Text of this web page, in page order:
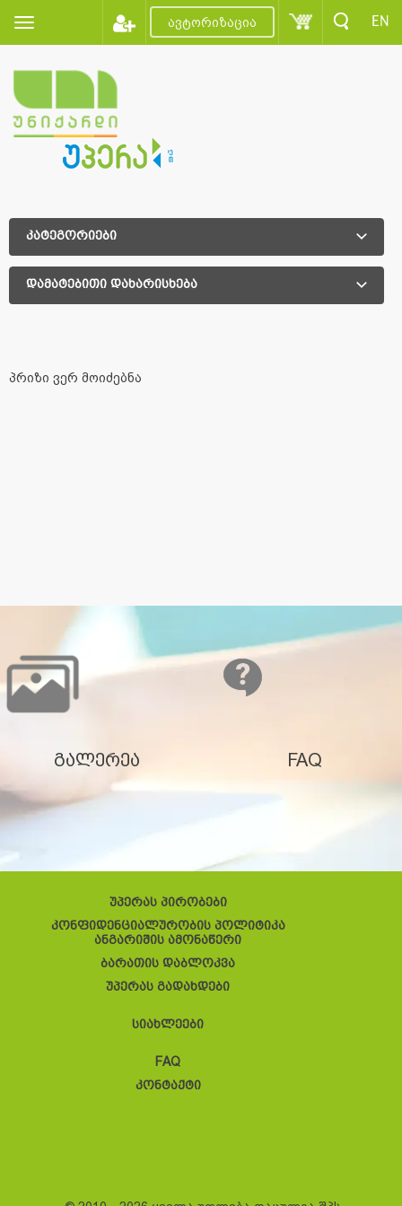
ავტორიზაცია EN
კატეგორიები
დამატებითი დახარისხება
პრიზი ვერ მოიძებნა
გალერეა FAQ
უპერას პირობები
კონფიდენციალურობის პოლიტიკა
ანგარიშის ამონაწერი
ბარათის დაბლოკვა
უპერას გადახდები
სიახლეები
FAQ
კონტაქტი